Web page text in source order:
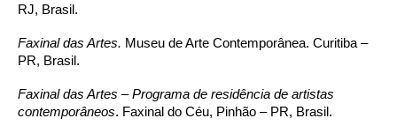
RJ, Brasil.
Faxinal das Artes. Museu de Arte Contemporânea. Curitiba –
PR, Brasil.
Faxinal das Artes – Programa de residência de artistas
contemporâneos. Faxinal do Céu, Pinhão – PR, Brasil.